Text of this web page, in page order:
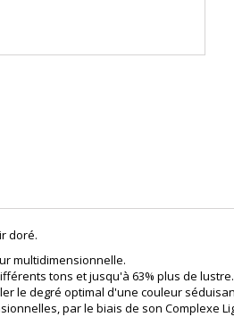
doré.
multidimensionnelle.
tons et jusqu'à 63% plus de lustre.
le degré optimal d'une couleur
par le biais de son Complexe